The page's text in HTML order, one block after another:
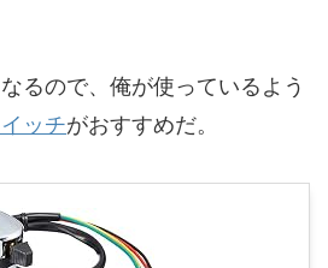
るので、俺が使っているよう
ッチがおすすめだ。